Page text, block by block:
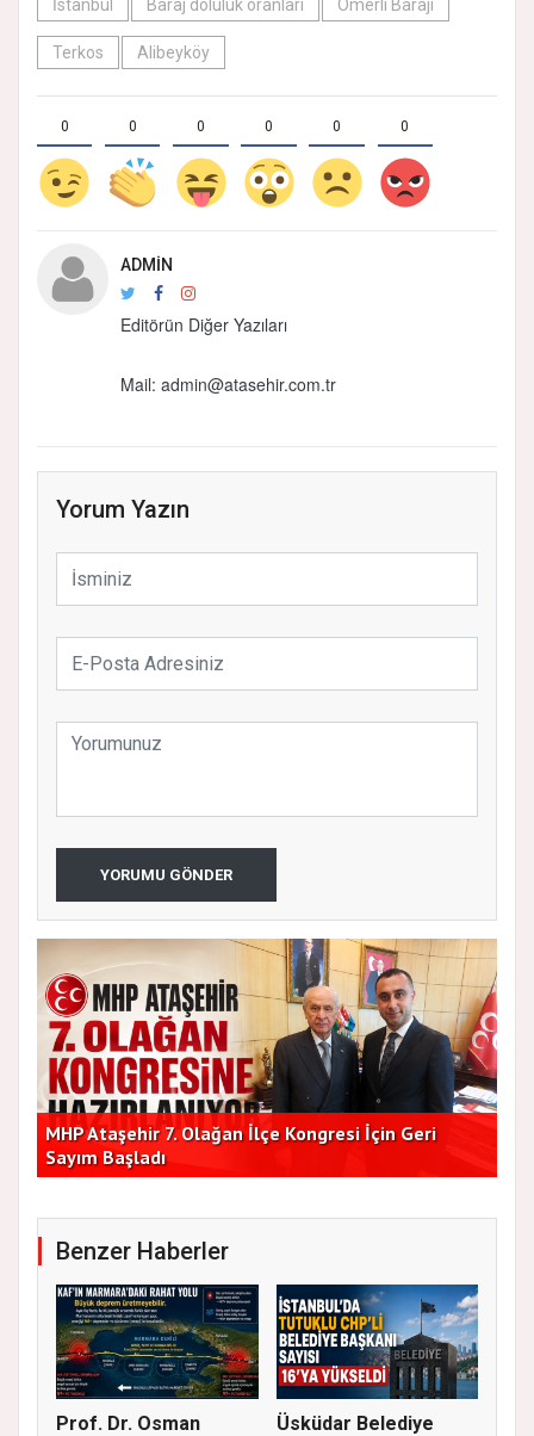
İstanbul Baraj doluluk oranları Ömerli Barajı
Terkos Alibeyköy
0 0 0 0 0 0
ADMIN
Editörün Diğer Yazıları
Mail: admin@atasehir.com.tr
Yorum Yazın
YORUMU GÖNDER
Başkan Vekilleri Kent Lokantası'nda Vatandaşlarla
Bir Araya Geldi
Benzer Haberler
Prof. Dr. Osman
Üsküdar Belediye